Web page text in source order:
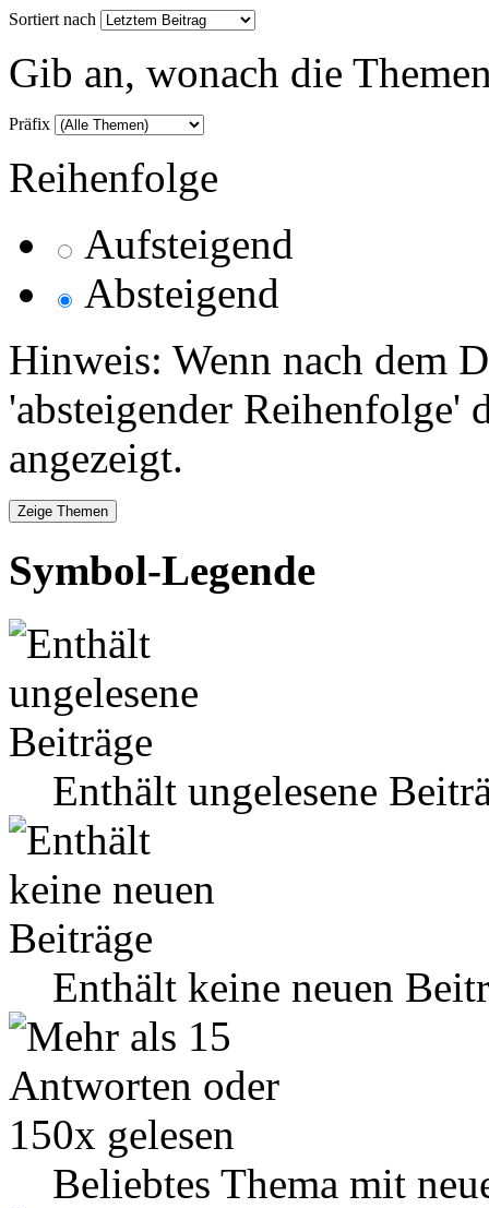
Sortiert nach
Gib an, wonach die
Präfix
Reihenfolge
Aufsteigend
Absteigend
Hinweis: Wenn nach dem
'absteigender Reihenfolge'
angezeigt.
Symbol-Legende
Enthält ungelesene
Enthält keine neuen
Beliebtes Thema mit